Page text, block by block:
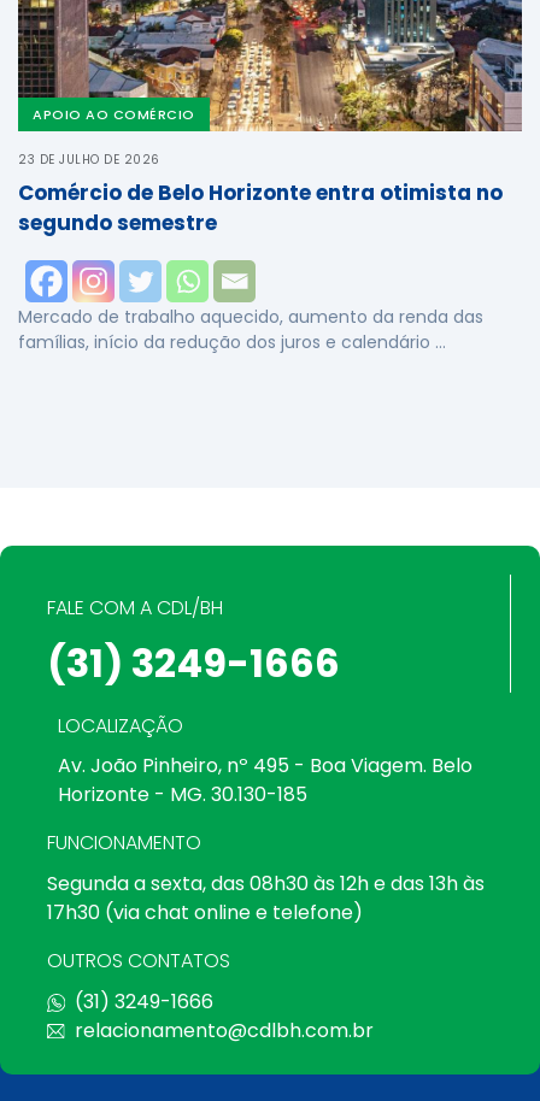
APOIO AO COMÉRCIO
23 DE JULHO DE 2026
Comércio de Belo Horizonte entra otimista no
segundo semestre
Mercado de trabalho aquecido, aumento da renda das
famílias, início da redução dos juros e calendário …
FALE COM A CDL/BH
(31) 3249-1666
LOCALIZAÇÃO
Av. João Pinheiro, nº 495 - Boa Viagem. Belo
Horizonte - MG. 30.130-185
FUNCIONAMENTO
Segunda a sexta, das 08h30 às 12h e das 13h às
17h30 (via chat online e telefone)
OUTROS CONTATOS
(31) 3249-1666
relacionamento@cdlbh.com.br